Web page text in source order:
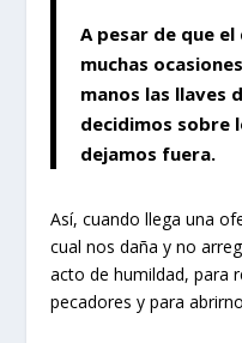
A pesar de que
muchas
manos las llaves
decidimos sobre
dejamos fuera.
Así, cuando llega una
cual nos daña y no
acto de humildad, para
pecadores y para